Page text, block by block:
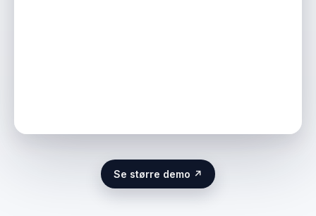
Se større demo ↗